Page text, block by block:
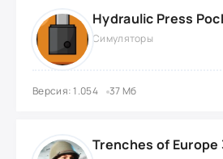
Симуляторы
Версия: 1.054 37 Мб